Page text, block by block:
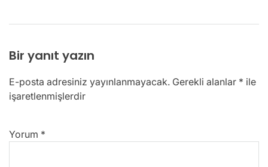
Bir yanıt yazın
E-posta adresiniz yayınlanmayacak. Gerekli alanlar * ile
işaretlenmişlerdir
Yorum *